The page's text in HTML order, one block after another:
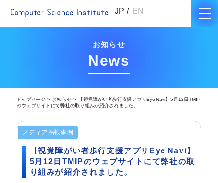
JP EN
お知らせ
News
トップページ お知らせ
【視覚障がい者歩行支援アプリEye Navi】5月12日TMIP
のウェブサイトにて弊社の取り組みが紹介されました。
【視覚障がい者歩行支援アプリEye Navi】
5月12日TMIPのウェブサイトにて弊社の取
り組みが紹介されました。
メディア掲載事例